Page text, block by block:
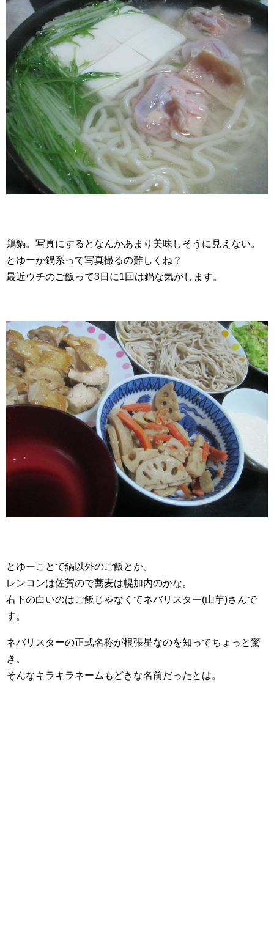
鶏鍋。写真にするとなんかあまり美味しそうに見えない。
とゆーか鍋系って写真撮るの難しくね？
最近ウチのご飯って3日に1回は鍋な気がします。
とゆーことで鍋以外のご飯とか。
レンコンは佐賀ので蕎麦は幌加内のかな。
右下の白いのはご飯じゃなくてネバリスター(山芋)さんで
す。
ネバリスターの正式名称が根張星なのを知ってちょっと驚
き。
そんなキラキラネームもどきな名前だったとは。